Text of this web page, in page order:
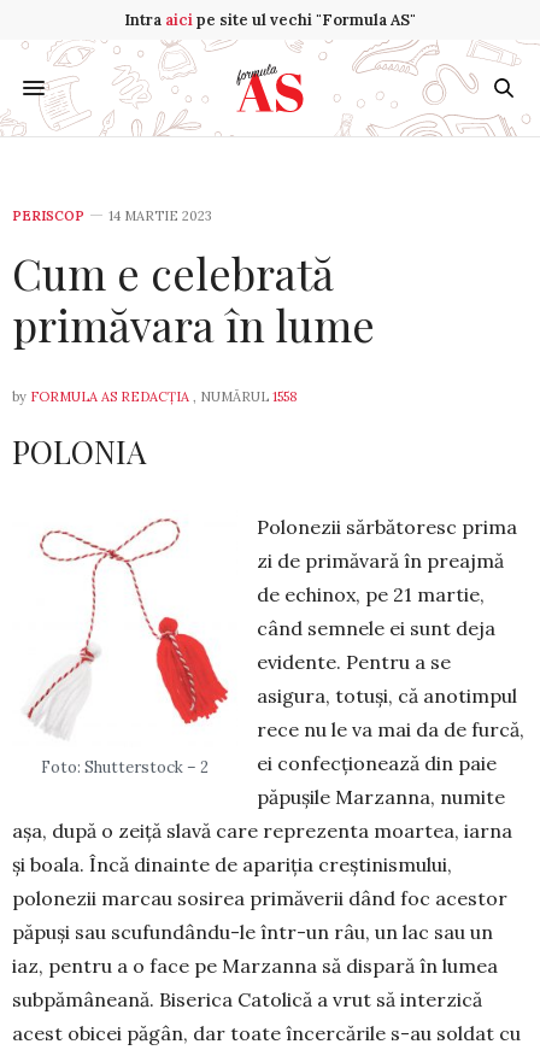
Intra aicipe site ul vechi "Formula AS"
PERISCOP 14 MARTIE 2023
Cum e celebrată
primăvara în lume
by FORMULA AS REDACȚIA , NUMĂRUL 1558
POLONIA
Foto: Shutterstock – 2
Polonezii sărbătoresc prima
zi de pri­măvară în preajmă
de echinox, pe 21 martie,
când semnele ei sunt deja
evi­dente. Pentru a se
asigura, totuși, că anotimpul
rece nu le va mai da de furcă,
ei confecționează din paie
păpușile Mar­zanna, numite
așa, după o zeiță slavă care reprezenta moartea, iarna
și boala. Încă dinainte de apariția creștinis­mului,
polonezii marcau sosirea primăverii dând foc acestor
păpuși sau scufun­dându-le într-un râu, un lac sau un
iaz, pentru a o face pe Marzanna să dispară în lumea
subpămâneană. Biserica Catolică a vrut să interzică
acest obicei păgân, dar toate încercările s-au soldat cu